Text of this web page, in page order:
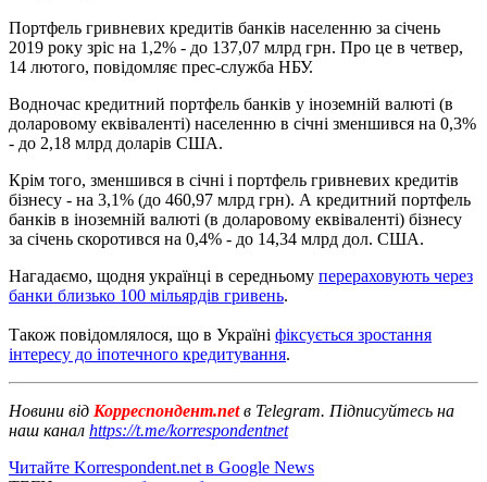
Портфель гривневих кредитів банків населенню за січень
2019 року зріс на 1,2% - до 137,07 млрд грн. Про це в четвер,
14 лютого, повідомляє прес-служба НБУ.
Водночас кредитний портфель банків у іноземній валюті (в
доларовому еквіваленті) населенню в січні зменшився на 0,3%
- до 2,18 млрд доларів США.
Крім того, зменшився в січні і портфель гривневих кредитів
бізнесу - на 3,1% (до 460,97 млрд грн). А кредитний портфель
банків в іноземній валюті (в доларовому еквіваленті) бізнесу
за січень скоротився на 0,4% - до 14,34 млрд дол. США.
Нагадаємо, щодня українці в середньому перераховують через
банки близько 100 мільярдів гривень.
Також повідомлялося, що в Україні фіксується зростання
інтересу до іпотечного кредитування.
Новини від Корреспондент.netв Telegram. Підписуйтесь на
наш канал https://t.me/korrespondentnet
Читайте Korrespondent.net в Google News